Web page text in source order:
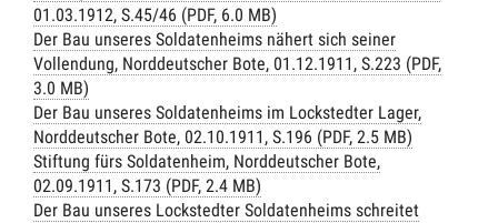
01.03.1912, S.45/46 (PDF, 6.0 MB)
Der Bau unseres Soldatenheims nähert sich seiner
Vollendung, Norddeutscher Bote, 01.12.1911, S.223 (PDF,
3.0 MB)
Der Bau unseres Soldatenheims im Lockstedter Lager,
Norddeutscher Bote, 02.10.1911, S.196 (PDF, 2.5 MB)
Stiftung fürs Soldatenheim, Norddeutscher Bote,
02.09.1911, S.173 (PDF, 2.4 MB)
Der Bau unseres Lockstedter Soldatenheims schreitet